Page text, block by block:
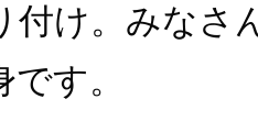
付け。みなさ
す。